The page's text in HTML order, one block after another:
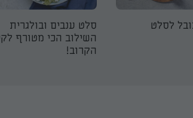
לסלט
סלט ענבים ובולגרית
השילוב הכי מטורף
הקרוב!